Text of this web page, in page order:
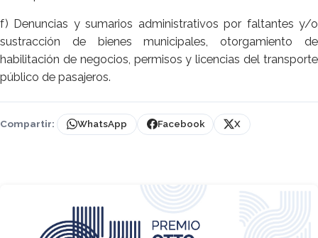
f) Denuncias y sumarios administrativos por faltantes y/o
sustracción de bienes municipales, otorgamiento de
habilitación de negocios, permisos y licencias del transporte
público de pasajeros.
Compartir: WhatsApp Facebook X